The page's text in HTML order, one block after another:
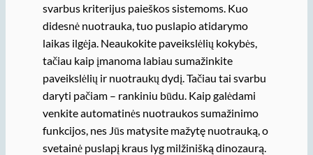
svarbus kriterijus paieškos sistemoms. Kuo
didesnė nuotrauka, tuo puslapio atidarymo
laikas ilgėja. Neaukokite paveikslėlių kokybės,
tačiau kaip įmanoma labiau sumažinkite
paveikslėlių ir nuotraukų dydį. Tačiau tai svarbu
daryti pačiam – rankiniu būdu. Kaip galėdami
venkite automatinės nuotraukos sumažinimo
funkcijos, nes Jūs matysite mažytę nuotrauką, o
svetainė puslapį kraus lyg milžinišką dinozaurą.